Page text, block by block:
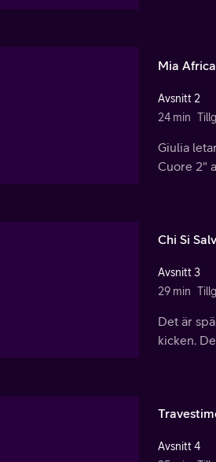
Mia
Avsnitt 2
24 min
Giulia
Cuore 2"
Chi Si
Avsnitt 3
29 min
Det är
kicken.
Avsnitt 4